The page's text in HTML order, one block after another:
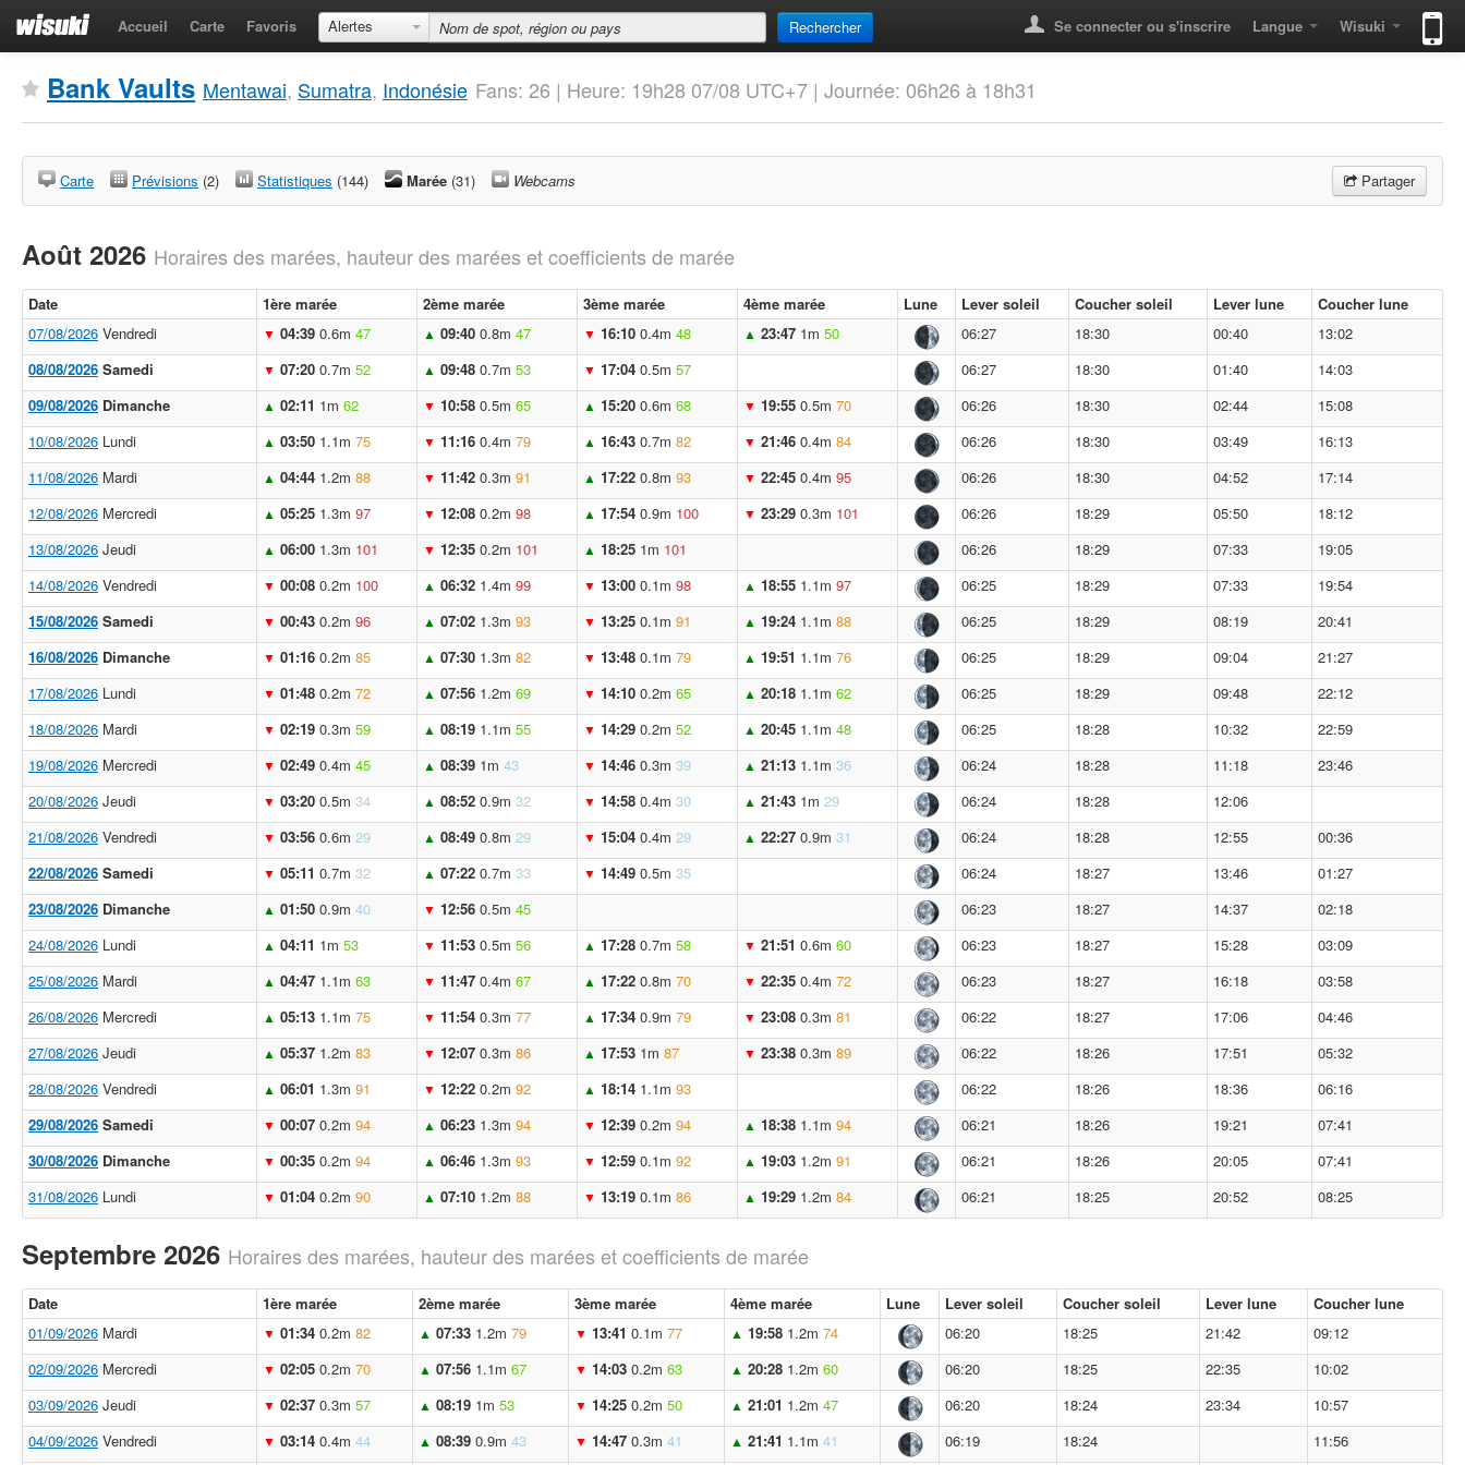
Accueil Carte Favoris Alertes Rechercher Se connecter ou s'inscrire Langue Wisuki
Bank Vaults Mentawai, Sumatra, Indonésie Fans: 26 | Heure: 19h28 07/08 UTC+7 | Journée: 06h26 à 18h31
Carte Prévisions (2) Statistiques (144) Marée (31) Webcams Partager
Août 2026 Horaires des marées, hauteur des marées et coefficients de marée
Date 1ère marée 2ème marée 3ème marée 4ème marée Lune Lever soleil Coucher soleil Lever lune
Coucher lune
07/08/2026 Vendredi ▼ 04:39 0.6m 47 ▲ 09:40 0.8m 47 ▼ 16:10 0.4m 48 ▲ 23:47 1m 50 06:27 18:30 00:40
13:02
08/08/2026 Samedi ▼ 07:20 0.7m 52 ▲ 09:48 0.7m 53 ▼ 17:04 0.5m 57 06:27 18:30 01:40
14:03
09/08/2026 Dimanche ▲ 02:11 1m 62 ▼ 10:58 0.5m 65 ▲ 15:20 0.6m 68 ▼ 19:55 0.5m 70 06:26 18:30 02:44
15:08
10/08/2026 Lundi ▲ 03:50 1.1m 75 ▼ 11:16 0.4m 79 ▲ 16:43 0.7m 82 ▼ 21:46 0.4m 84 06:26 18:30 03:49
16:13
11/08/2026 Mardi ▲ 04:44 1.2m 88 ▼ 11:42 0.3m 91 ▲ 17:22 0.8m 93 ▼ 22:45 0.4m 95 06:26 18:30 04:52
17:14
12/08/2026 Mercredi ▲ 05:25 1.3m 97 ▼ 12:08 0.2m 98 ▲ 17:54 0.9m 100 ▼ 23:29 0.3m 101 06:26 18:29 05:50
18:12
13/08/2026 Jeudi ▲ 06:00 1.3m 101 ▼ 12:35 0.2m 101 ▲ 18:25 1m 101 06:26 18:29 07:33
19:05
14/08/2026 Vendredi ▼ 00:08 0.2m 100 ▲ 06:32 1.4m 99 ▼ 13:00 0.1m 98 ▲ 18:55 1.1m 97 06:25 18:29 07:33
19:54
15/08/2026 Samedi ▼ 00:43 0.2m 96 ▲ 07:02 1.3m 93 ▼ 13:25 0.1m 91 ▲ 19:24 1.1m 88 06:25 18:29 08:19
20:41
16/08/2026 Dimanche ▼ 01:16 0.2m 85 ▲ 07:30 1.3m 82 ▼ 13:48 0.1m 79 ▲ 19:51 1.1m 76 06:25 18:29 09:04
21:27
17/08/2026 Lundi ▼ 01:48 0.2m 72 ▲ 07:56 1.2m 69 ▼ 14:10 0.2m 65 ▲ 20:18 1.1m 62 06:25 18:29 09:48
22:12
18/08/2026 Mardi ▼ 02:19 0.3m 59 ▲ 08:19 1.1m 55 ▼ 14:29 0.2m 52 ▲ 20:45 1.1m 48 06:25 18:28 10:32
22:59
19/08/2026 Mercredi ▼ 02:49 0.4m 45 ▲ 08:39 1m 43 ▼ 14:46 0.3m 39 ▲ 21:13 1.1m 36 06:24 18:28 11:18
23:46
20/08/2026 Jeudi ▼ 03:20 0.5m 34 ▲ 08:52 0.9m 32 ▼ 14:58 0.4m 30 ▲ 21:43 1m 29 06:24 18:28
12:06
21/08/2026 Vendredi ▼ 03:56 0.6m 29 ▲ 08:49 0.8m 29 ▼ 15:04 0.4m 29 ▲ 22:27 0.9m 31 06:24 18:28 12:55
00:36
22/08/2026 Samedi ▼ 05:11 0.7m 32 ▲ 07:22 0.7m 33 ▼ 14:49 0.5m 35 06:24 18:27 13:46
01:27
23/08/2026 Dimanche ▲ 01:50 0.9m 40 ▼ 12:56 0.5m 45 06:23 18:27 14:37
02:18
24/08/2026 Lundi ▲ 04:11 1m 53 ▼ 11:53 0.5m 56 ▲ 17:28 0.7m 58 ▼ 21:51 0.6m 60 06:23 18:27 15:28
03:09
25/08/2026 Mardi ▲ 04:47 1.1m 63 ▼ 11:47 0.4m 67 ▲ 17:22 0.8m 70 ▼ 22:35 0.4m 72 06:23 18:27 16:18
03:58
26/08/2026 Mercredi ▲ 05:13 1.1m 75 ▼ 11:54 0.3m 77 ▲ 17:34 0.9m 79 ▼ 23:08 0.3m 81 06:22 18:27 17:06
04:46
27/08/2026 Jeudi ▲ 05:37 1.2m 83 ▼ 12:07 0.3m 86 ▲ 17:53 1m 87 ▼ 23:38 0.3m 89 06:22 18:26 17:51
05:32
28/08/2026 Vendredi ▲ 06:01 1.3m 91 ▼ 12:22 0.2m 92 ▲ 18:14 1.1m 93 06:22 18:26 18:36
06:16
29/08/2026 Samedi ▼ 00:07 0.2m 94 ▲ 06:23 1.3m 94 ▼ 12:39 0.2m 94 ▲ 18:38 1.1m 94 06:21 18:26 19:21
07:41
30/08/2026 Dimanche ▼ 00:35 0.2m 94 ▲ 06:46 1.3m 93 ▼ 12:59 0.1m 92 ▲ 19:03 1.2m 91 06:21 18:26 20:05
07:41
31/08/2026 Lundi ▼ 01:04 0.2m 90 ▲ 07:10 1.2m 88 ▼ 13:19 0.1m 86 ▲ 19:29 1.2m 84 06:21 18:25 20:52 08:25
Septembre 2026 Horaires des marées, hauteur des marées et coefficients de marée
Date 1ère marée 2ème marée 3ème marée 4ème marée Lune Lever soleil Coucher soleil Lever lune
Coucher lune
01/09/2026 Mardi ▼ 01:34 0.2m 82 ▲ 07:33 1.2m 79 ▼ 13:41 0.1m 77 ▲ 19:58 1.2m 74 06:20 18:25 21:42
09:12
02/09/2026 Mercredi ▼ 02:05 0.2m 70 ▲ 07:56 1.1m 67 ▼ 14:03 0.2m 63 ▲ 20:28 1.2m 60 06:20 18:25 22:35
10:02
03/09/2026 Jeudi ▼ 02:37 0.3m 57 ▲ 08:19 1m 53 ▼ 14:25 0.2m 50 ▲ 21:01 1.2m 47 06:20 18:24 23:34
10:57
04/09/2026 Vendredi ▼ 03:14 0.4m 44 ▲ 08:39 0.9m 43 ▼ 14:47 0.3m 41 ▲ 21:41 1.1m 41 06:19 18:24 11:56